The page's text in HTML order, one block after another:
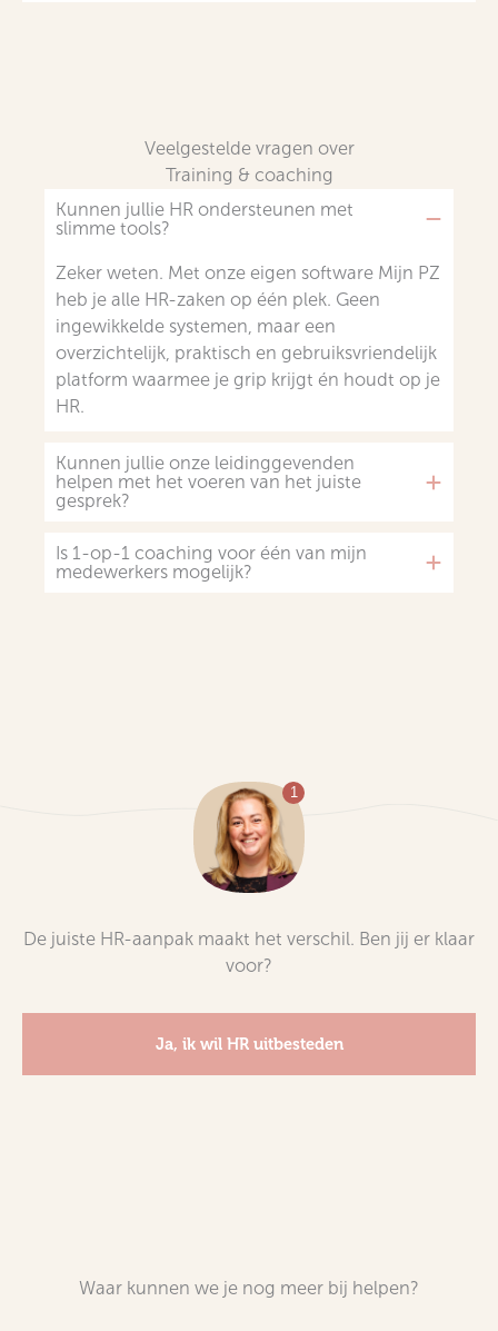
Veelgestelde vragen over
Training & coaching
Kunnen jullie HR ondersteunen met
slimme tools?
Zeker weten. Met onze eigen software Mijn PZ
heb je alle HR-zaken op één plek. Geen
ingewikkelde systemen, maar een
overzichtelijk, praktisch en gebruiksvriendelijk
platform waarmee je grip krijgt én houdt op je
HR.
Kunnen jullie onze leidinggevenden
helpen met het voeren van het juiste
gesprek?
Is 1-op-1 coaching voor één van mijn
medewerkers mogelijk?
De juiste HR-aanpak maakt het verschil. Ben jij er klaar
voor?
Ja, ik wil HR uitbesteden
Waar kunnen we je nog meer bij helpen?